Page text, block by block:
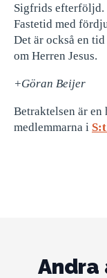
Sigfrids efterföljd.
Fastetid med
Det är också en
om Herren Jesus.
+Göran Beijer
Betraktelsen är
medlemmarna i
Andra